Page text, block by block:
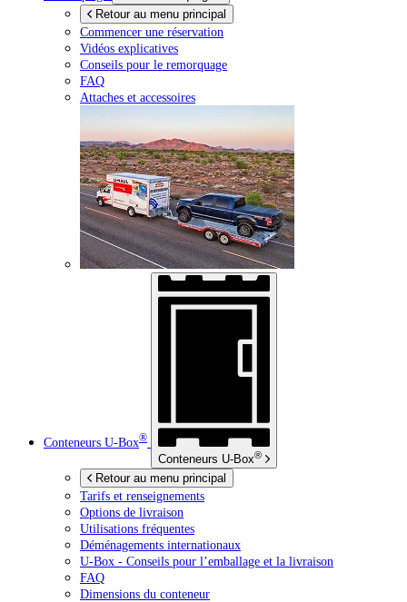
Retour au menu principal
Commencer une réservation
Vidéos explicatives
Conseils pour le remorquage
FAQ
Attaches et accessoires
Conteneurs U-Box®
Conteneurs U-Box®
Retour au menu principal
Tarifs et renseignements
Options de livraison
Utilisations fréquentes
Déménagements internationaux
U-Box - Conseils pour l’emballage et la livraison
FAQ
Dimensions du conteneur